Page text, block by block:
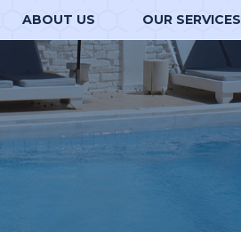
ABOUT US OUR SERVICES